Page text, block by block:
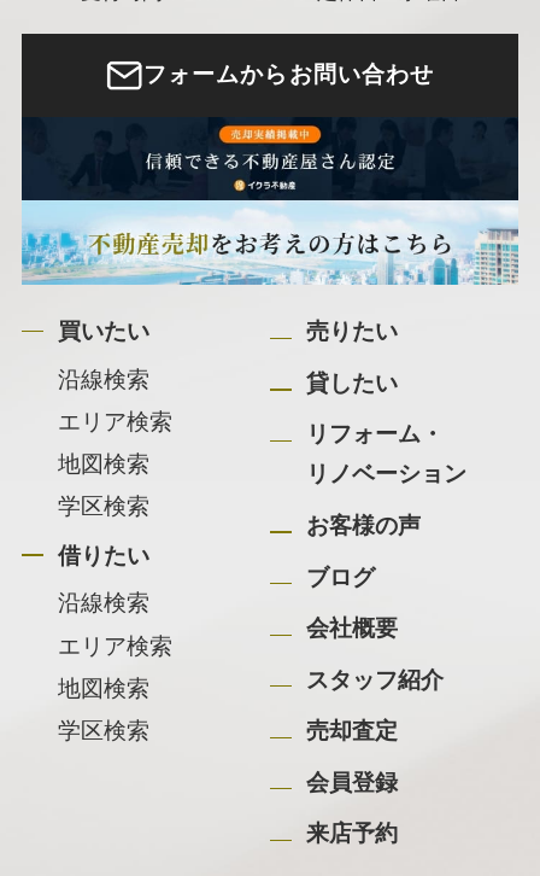
フォームからお問い合わせ
買いたい
沿線検索
エリア検索
地図検索
学区検索
借りたい
沿線検索
エリア検索
地図検索
学区検索
売りたい
貸したい
リフォーム・
リノベーション
お客様の声
ブログ
会社概要
スタッフ紹介
売却査定
会員登録
来店予約